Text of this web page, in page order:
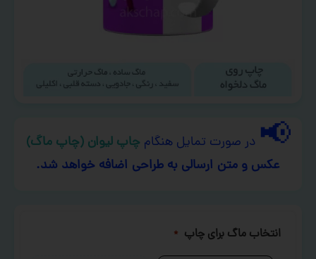
📢 در صورت تمایل هنگام چاپ لیوان (چاپ ماگ)
عکس و متن ارسالی به طراحی اضافه خواهد شد.
انتخاب ماگ برای چاپ *